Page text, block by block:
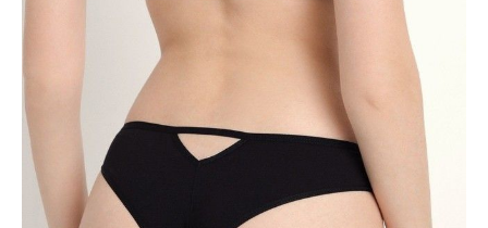
ZDJĘCIA
ZDJĘCIA
Rozmiary:
Tabela rozmiarów
90/XS
94/S
98/M
102/L